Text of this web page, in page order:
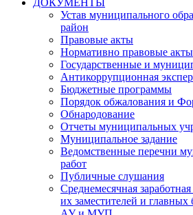
ДОКУМЕНТЫ
Устав муниципального
район
Правовые акты
Нормативно правовые акты
Государственные и
Антикоррупционная
Бюджетные программы
Порядок обжалования и
Обнародование
Отчеты муниципальных
Муниципальное задание
Ведомственные перечни
работ
Публичные слушания
Среднемесячная
их заместителей и